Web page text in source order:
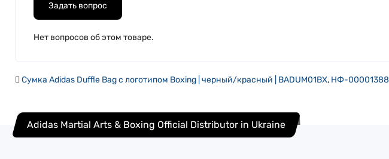
Задать вопрос
Нет вопросов об этом товаре.
Сумка Adidas Duffle Bag с логотипом Boxing | черный/красный | BADUM01BX, НФ-00001388
Adidas Martial Arts & Boxing Official Distributor in Ukraine